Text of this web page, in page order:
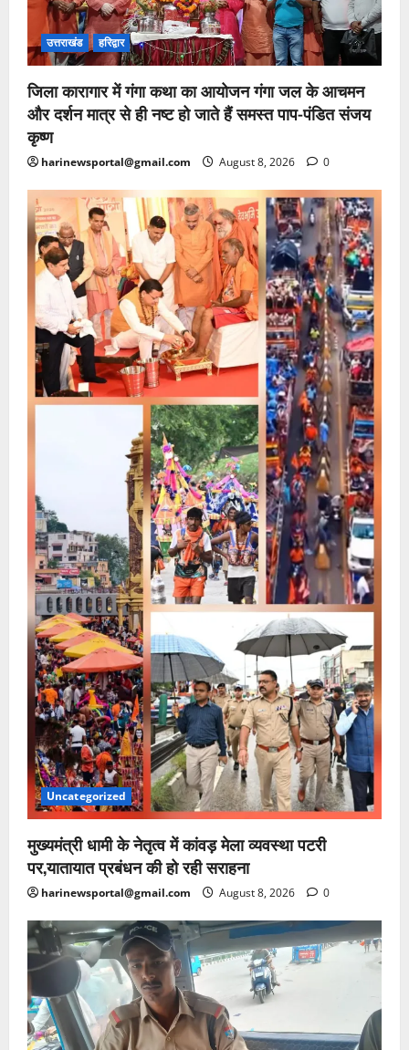
उत्तराखंड हरिद्वार
जिला कारागार में गंगा कथा का आयोजन गंगा जल के आचमन
और दर्शन मात्र से ही नष्ट हो जाते हैं समस्त पाप-पंडित संजय
कृष्ण
harinewsportal@gmail.com August 8, 2026 0
Uncategorized
मुख्यमंत्री धामी के नेतृत्व में कांवड़ मेला व्यवस्था पटरी
पर,यातायात प्रबंधन की हो रही सराहना
harinewsportal@gmail.com August 8, 2026 0